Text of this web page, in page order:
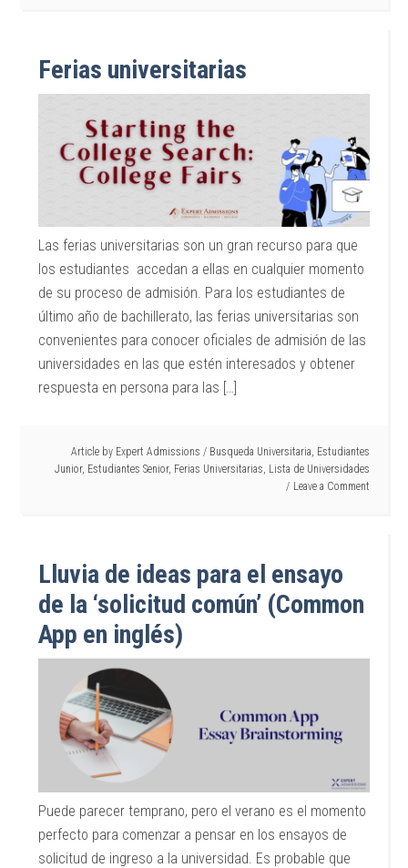
Ferias universitarias
Las ferias universitarias son un gran recurso para que
los estudiantes accedan a ellas en cualquier momento
de su proceso de admisión. Para los estudiantes de
último año de bachillerato, las ferias universitarias son
convenientes para conocer oficiales de admisión de las
universidades en las que estén interesados y obtener
respuesta en persona para las […]
Article by Expert Admissions / Busqueda Universitaria, Estudiantes
Junior, Estudiantes Senior, Ferias Universitarias, Lista de Universidades
Leave a Comment
Lluvia de ideas para el ensayo
de la ‘solicitud común’ (Common
App en inglés)
Puede parecer temprano, pero el verano es el momento
perfecto para comenzar a pensar en los ensayos de
solicitud de ingreso a la universidad. Es probable que